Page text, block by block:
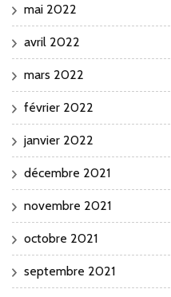
mai 2022
avril 2022
mars 2022
février 2022
janvier 2022
décembre 2021
novembre 2021
octobre 2021
septembre 2021